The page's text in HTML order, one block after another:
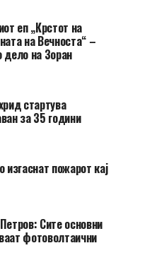
еп „Крстот на
на Вечноста“ –
дело на Зоран
стартува
за 35 години
изгаснат пожарот кај
Сите основни
фотоволтаични